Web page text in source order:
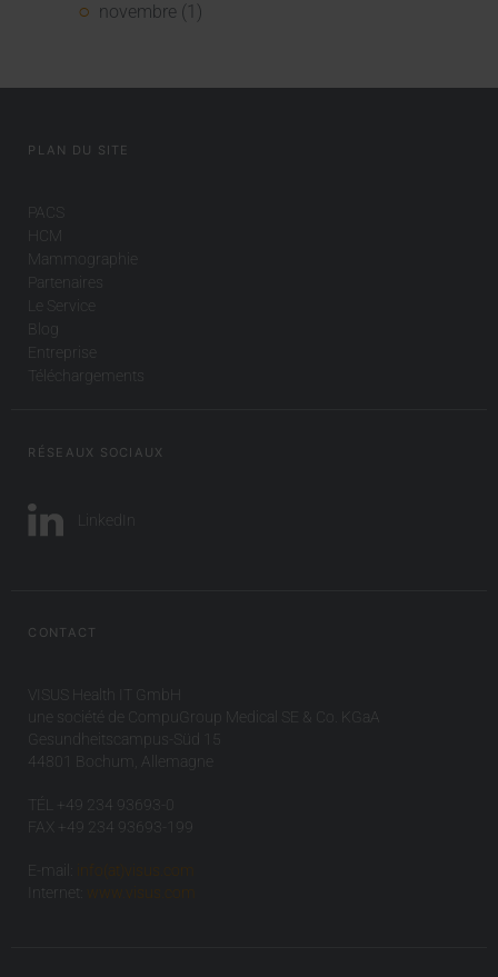
novembre (1)
PLAN DU SITE
PACS
HCM
Mammographie
Partenaires
Le Service
Blog
Entreprise
Téléchargements
RÉSEAUX SOCIAUX
LinkedIn
CONTACT
VISUS Health IT GmbH
une société de CompuGroup Medical SE & Co. KGaA
Gesundheitscampus-Süd 15
44801 Bochum, Allemagne
TÉL +49 234 93693-0
FAX +49 234 93693-199
E-mail:
info(at)visus.com
Internet:
www.visus.com